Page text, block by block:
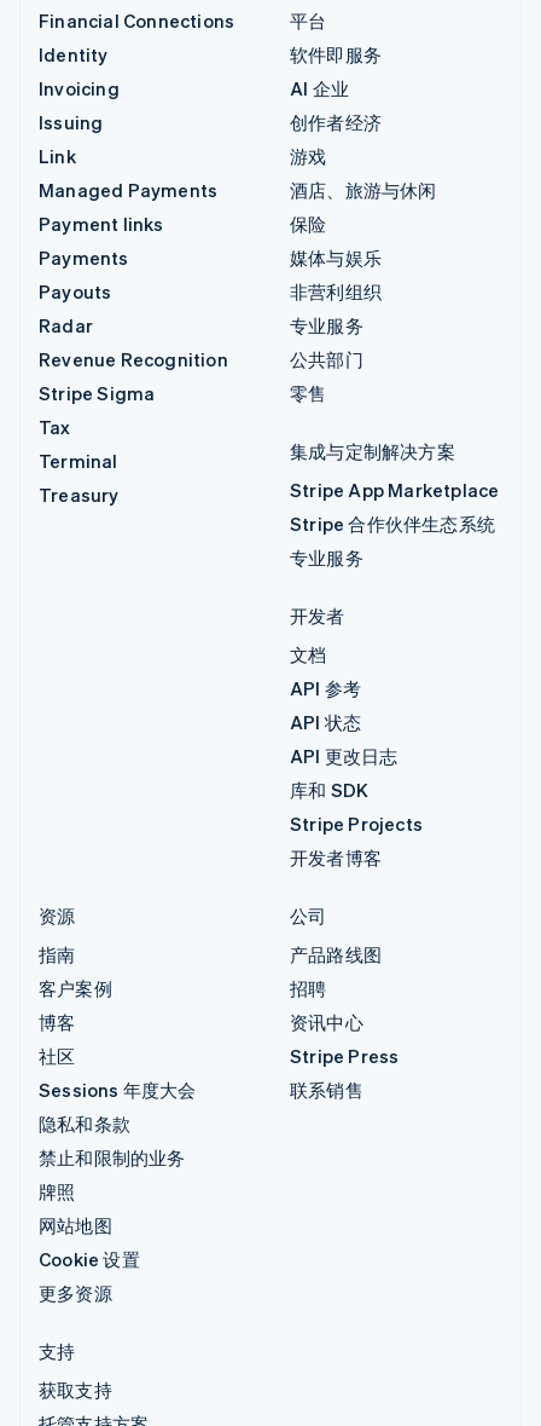
Financial Connections
Identity
Invoicing
Issuing
Link
Managed Payments
Payment links
Payments
Payouts
Radar
Revenue Recognition
Stripe Sigma
Tax
Terminal
Treasury
平台
软件即服务
AI 企业
创作者经济
游戏
酒店、旅游与休闲
保险
媒体与娱乐
非营利组织
专业服务
公共部门
零售
集成与定制解决方案
Stripe App Marketplace
Stripe 合作伙伴生态系统
专业服务
开发者
文档
API 参考
API 状态
API 更改日志
库和 SDK
Stripe Projects
开发者博客
资源
指南
客户案例
博客
社区
Sessions 年度大会
隐私和条款
禁止和限制的业务
牌照
网站地图
Cookie 设置
更多资源
公司
产品路线图
招聘
资讯中心
Stripe Press
联系销售
支持
获取支持